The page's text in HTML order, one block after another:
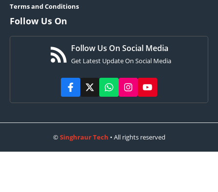
Terms and Conditions
Follow Us On
Follow Us On Social Media
Get Latest Update On Social Media
©Singhraur Tech • All rights reserved